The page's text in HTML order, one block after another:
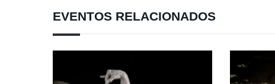
EVENTOS RELACIONADOS